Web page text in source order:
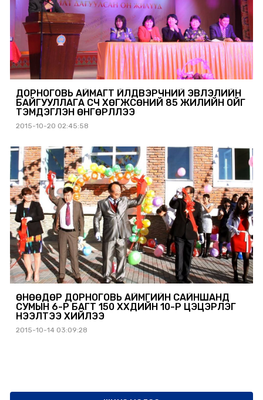
ДОРНОГОВЬ АЙМАГТ ҮЙЛДВЭРЧНИЙ ЭВЛЭЛИЙН
БАЙГУУЛЛАГА ҮҮСЧ ХӨГЖСӨНИЙ 85 ЖИЛИЙН ОЙГ
ТЭМДЭГЛЭН ӨНГӨРҮҮЛЛЭЭ
2015-10-20 02:45:58
ӨНӨӨДӨР ДОРНОГОВЬ АЙМГИЙН САЙНШАНД
СУМЫН 6-Р БАГТ 150 ХҮҮХДИЙН 10-Р ЦЭЦЭРЛЭГ
НЭЭЛТЭЭ ХИЙЛЭЭ
2015-10-14 03:09:28